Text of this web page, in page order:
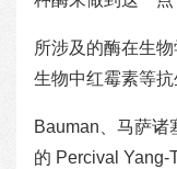
所涉及的酶在生
生物中红霉素等抗
Bauman、马萨诸
的 Percival Yang-